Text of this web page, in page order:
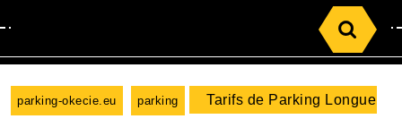
for:
parking-okecie.eu parking Tarifs de Parking Longue